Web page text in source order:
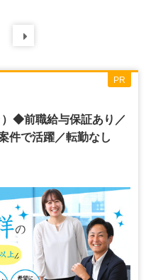
件
）◆前職給与保証あり／
件で活躍／転勤なし
PR